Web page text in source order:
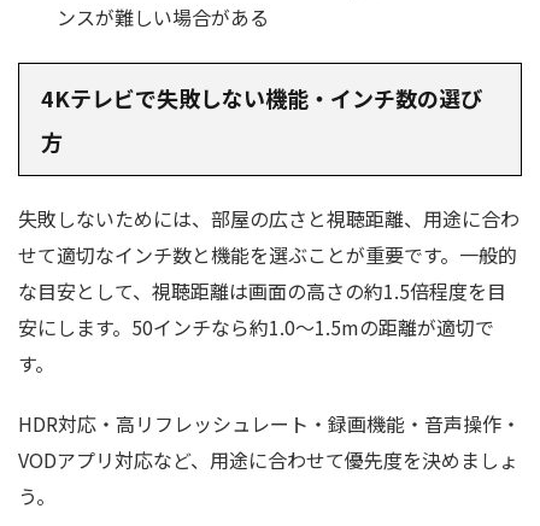
ンスが難しい場合がある
4Kテレビで失敗しない機能・インチ数の選び
方
失敗しないためには、部屋の広さと視聴距離、用途に合わ
せて適切なインチ数と機能を選ぶことが重要です。一般的
な目安として、視聴距離は画面の高さの約1.5倍程度を目
安にします。50インチなら約1.0〜1.5mの距離が適切で
す。
HDR対応・高リフレッシュレート・録画機能・音声操作・
VODアプリ対応など、用途に合わせて優先度を決めましょ
う。